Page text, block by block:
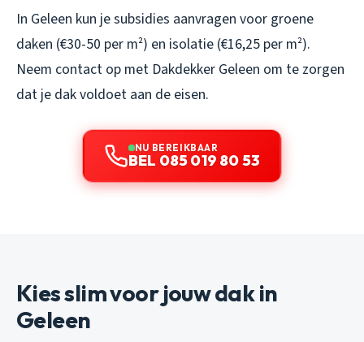
In Geleen kun je subsidies aanvragen voor groene
daken (€30-50 per m²) en isolatie (€16,25 per m²).
Neem contact op met Dakdekker Geleen om te zorgen
dat je dak voldoet aan de eisen.
NU BEREIKBAAR
BEL 085 019 80 53
Kies slim voor jouw dak in
Geleen